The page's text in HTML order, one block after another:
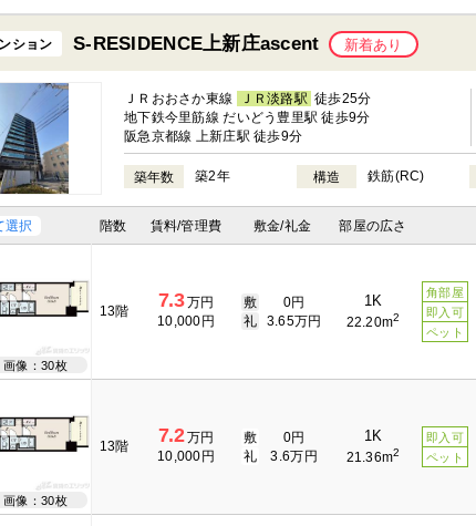
ション S-RESIDENCE上新庄ascent 新着あり
ＪＲおおさか東線 ＪＲ淡路駅 徒歩25分
地下鉄今里筋線 だいどう豊里駅 徒歩9分
阪急京都線 上新庄駅 徒歩9分
築年数 築2年 構造 鉄筋(RC)
選択 階数 賃料/管理費 敷金/礼金 部屋の広さ
画像：30枚
13階 7.3万円
10,000円
敷
0円
礼
3.65万円
1K
22.20m2
角部屋
即入可
ペット
画像：30枚
13階 7.2万円
10,000円
敷
0円
礼
3.6万円
1K
21.36m2
即入可
ペット